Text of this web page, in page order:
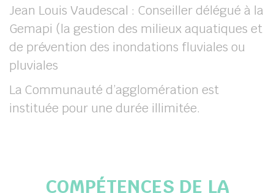
Jean Louis Vaudescal : Conseiller délégué à la
Gemapi (la gestion des milieux aquatiques et
de prévention des inondations fluviales ou
pluviales
La Communauté d’agglomération est
instituée pour une durée illimitée.
COMPÉTENCES DE LA